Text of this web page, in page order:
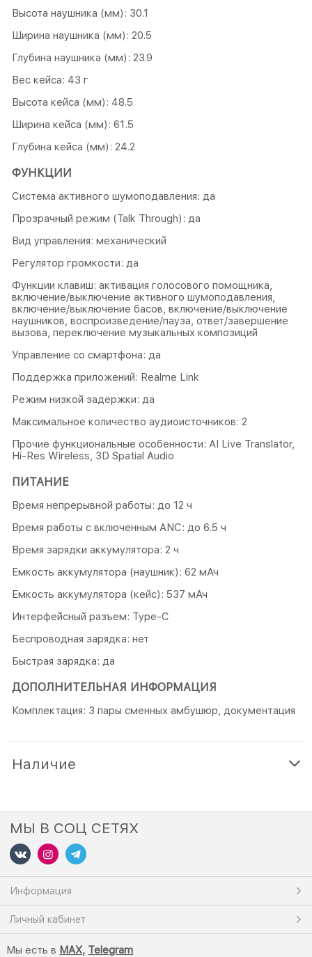
Высота наушника (мм): 30.1
Ширина наушника (мм): 20.5
Глубина наушника (мм): 23.9
Вес кейса: 43 г
Высота кейса (мм): 48.5
Ширина кейса (мм): 61.5
Глубина кейса (мм): 24.2
ФУНКЦИИ
Система активного шумоподавления: да
Прозрачный режим (Talk Through): да
Вид управления: механический
Регулятор громкости: да
Функции клавиш: активация голосового помощника,
включение/выключение активного шумоподавления,
включение/выключение басов, включение/выключение
наушников, воспроизведение/пауза, ответ/завершение
вызова, переключение музыкальных композиций
Управление со смартфона: да
Поддержка приложений: Realme Link
Режим низкой задержки: да
Максимальное количество аудиоисточников: 2
Прочие функциональные особенности: AI Live Translator,
Hi-Res Wireless, 3D Spatial Audio
ПИТАНИЕ
Время непрерывной работы: до 12 ч
Время работы с включенным ANC: до 6.5 ч
Время зарядки аккумулятора: 2 ч
Емкость аккумулятора (наушник): 62 мАч
Емкость аккумулятора (кейс): 537 мАч
Интерфейсный разъем: Type-C
Беспроводная зарядка: нет
Быстрая зарядка: да
ДОПОЛНИТЕЛЬНАЯ ИНФОРМАЦИЯ
Комплектация: 3 пары сменных амбушюр, документация
Наличие
МЫ В СОЦ СЕТЯХ
Информация
Личный кабинет
Мы есть в MAX, Telegram